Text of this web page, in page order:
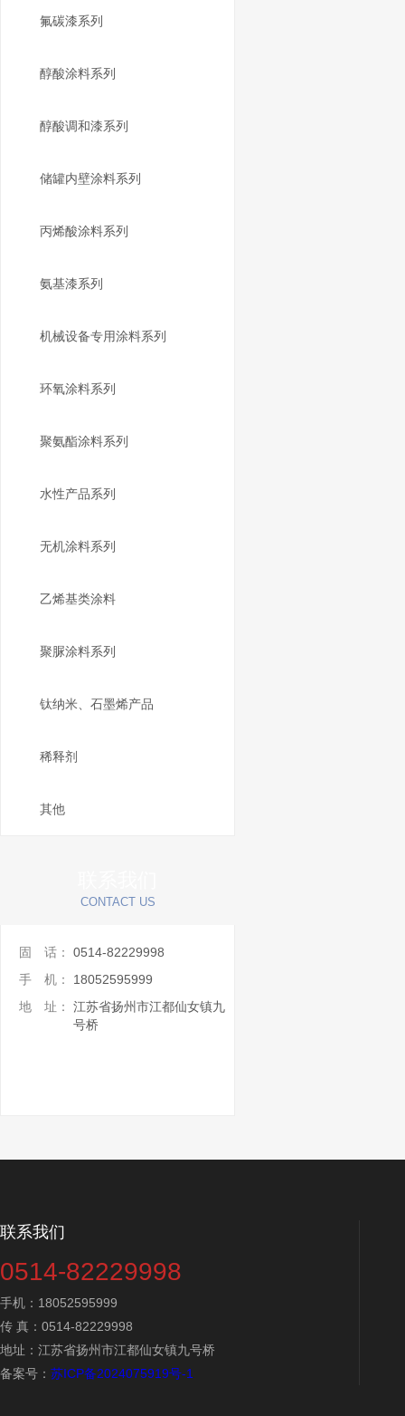
氟碳漆系列
醇酸涂料系列
醇酸调和漆系列
储罐内壁涂料系列
丙烯酸涂料系列
氨基漆系列
机械设备专用涂料系列
环氧涂料系列
聚氨酯涂料系列
水性产品系列
无机涂料系列
乙烯基类涂料
聚脲涂料系列
钛纳米、石墨烯产品
稀释剂
其他
CONTACT US
固 话：
0514-82229998
手 机：
18052595999
地 址：
江苏省扬州市江都仙女镇九
号桥
联系我们
0514-82229998
手机：18052595999
传 真：0514-82229998
地址：江苏省扬州市江都仙女镇九号桥
备案号： 苏ICP备2024075919号-1